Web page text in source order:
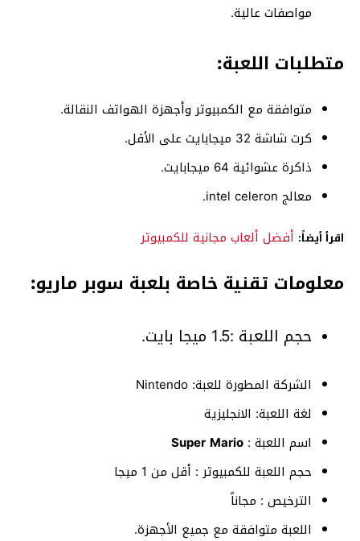
مواصفات عالية.
متطلبات اللعبة:
متوافقة مع الكمبيوتر وأجهزة الهواتف النقالة.
كرت شاشة 32 ميجابايت على الأقل.
ذاكرة عشوائية 64 ميجابايت.
معالج intel celeron.
اقرأ أيضاً: أفضل ألعاب مجانية للكمبيوتر
معلومات تقنية خاصة بلعبة سوبر ماريو:
حجم اللعبة :1.5 ميجا بايت.
الشركة المطورة للعبة: Nintendo
لغة اللعبة: الانجليزية
اسم اللعبة : Super Mario
حجم اللعبة للكمبيوتر : أقل من 1 ميجا
الترخيص : مجاناً
اللعبة متوافقة مع جميع الأجهزة.